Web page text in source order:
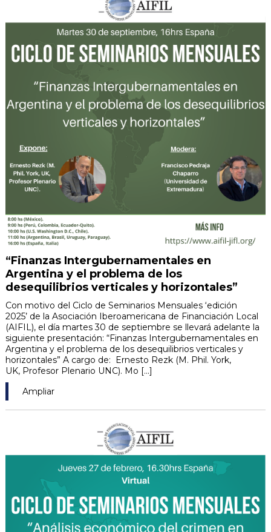
“Finanzas Intergubernamentales en
Argentina y el problema de los
desequilibrios verticales y horizontales”
Con motivo del Ciclo de Seminarios Mensuales ‘edición
2025’ de la Asociación Iberoamericana de Financiación Local
(AIFIL), el día martes 30 de septiembre se llevará adelante la
siguiente presentación: “Finanzas Intergubernamentales en
Argentina y el problema de los desequilibrios verticales y
horizontales” A cargo de: Ernesto Rezk (M. Phil. York,
UK, Profesor Plenario UNC). Mo [...]
Ampliar